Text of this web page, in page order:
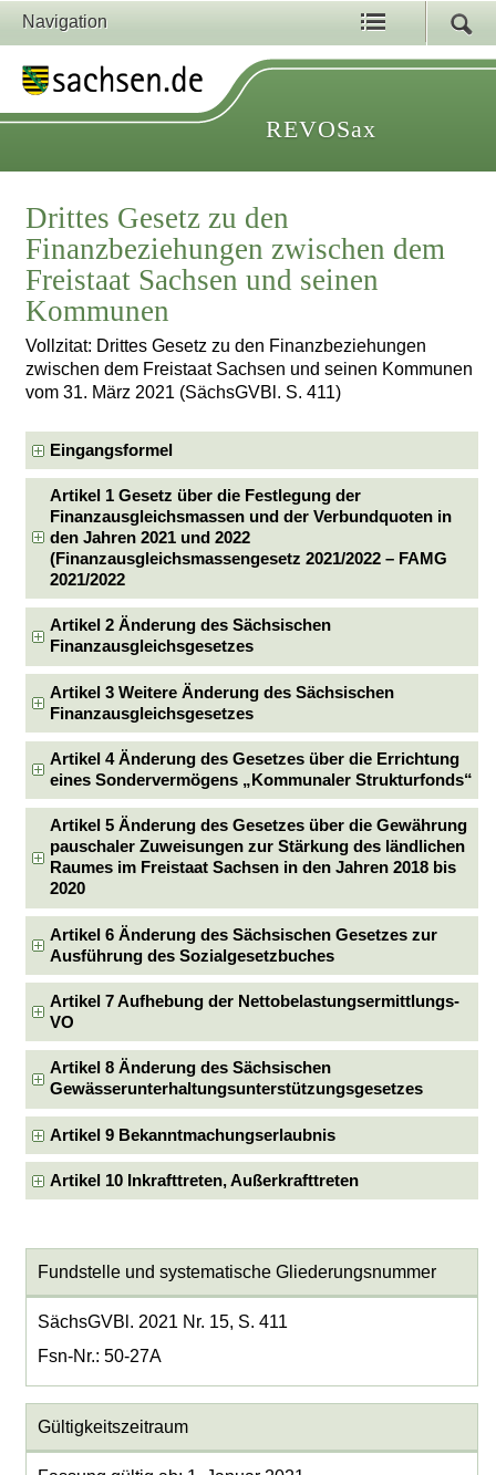
Navigation
REVOSax
Drittes Gesetz zu den
Finanzbeziehungen zwischen dem
Freistaat Sachsen und seinen
Kommunen
Vollzitat: Drittes Gesetz zu den Finanzbeziehungen
zwischen dem Freistaat Sachsen und seinen Kommunen
vom 31. März 2021 (SächsGVBl. S. 411)
Eingangsformel
Artikel 1 Gesetz über die Festlegung der
Finanzausgleichsmassen und der Verbundquoten in
den Jahren 2021 und 2022
(Finanzausgleichsmassengesetz 2021/2022 – FAMG
2021/2022
Artikel 2 Änderung des Sächsischen
Finanzausgleichsgesetzes
Artikel 3 Weitere Änderung des Sächsischen
Finanzausgleichsgesetzes
Artikel 4 Änderung des Gesetzes über die Errichtung
eines Sondervermögens „Kommunaler Strukturfonds“
Artikel 5 Änderung des Gesetzes über die Gewährung
pauschaler Zuweisungen zur Stärkung des ländlichen
Raumes im Freistaat Sachsen in den Jahren 2018 bis
2020
Artikel 6 Änderung des Sächsischen Gesetzes zur
Ausführung des Sozialgesetzbuches
Artikel 7 Aufhebung der Nettobelastungsermittlungs-
VO
Artikel 8 Änderung des Sächsischen
Gewässerunterhaltungsunterstützungsgesetzes
Artikel 9 Bekanntmachungserlaubnis
Artikel 10 Inkrafttreten, Außerkrafttreten
Fundstelle und systematische Gliederungsnummer
SächsGVBl. 2021 Nr. 15, S. 411
Fsn-Nr.: 50-27A
Gültigkeitszeitraum